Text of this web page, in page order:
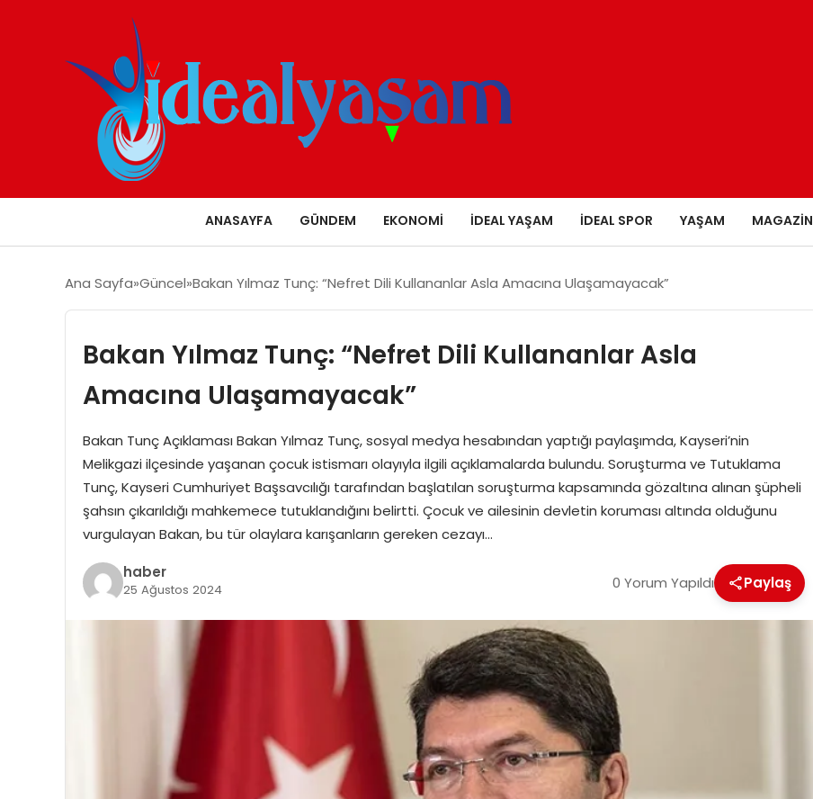
ANASAYFA GÜNDEM EKONOMI İDEAL YAŞAM İDEAL SPOR YAŞAM MAGAZIN
Ana Sayfa Güncel Bakan Yılmaz Tunç: “Nefret Dili Kullananlar Asla Amacına Ulaşamayacak”
Bakan Yılmaz Tunç: “Nefret Dili Kullananlar Asla
Amacına Ulaşamayacak”
Bakan Tunç Açıklaması Bakan Yılmaz Tunç, sosyal medya hesabından yaptığı paylaşımda, Kayseri’nin
Melikgazi ilçesinde yaşanan çocuk istismarı olayıyla ilgili açıklamalarda bulundu. Soruşturma ve Tutuklama
Tunç, Kayseri Cumhuriyet Başsavcılığı tarafından başlatılan soruşturma kapsamında gözaltına alınan şüpheli
şahsın çıkarıldığı mahkemece tutuklandığını belirtti. Çocuk ve ailesinin devletin koruması altında olduğunu
vurgulayan Bakan, bu tür olaylara karışanların gereken cezayı…
haber
25 Ağustos 2024 0 Yorum Yapıldı Paylaş